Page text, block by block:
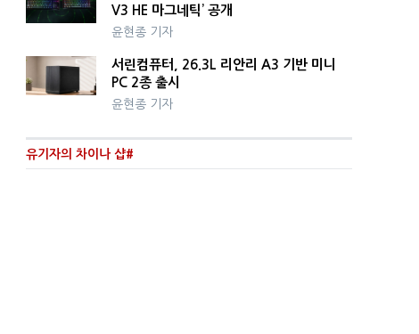
V3 HE 마그네틱’ 공개
윤현종 기자
서린컴퓨터, 26.3L 리안리 A3 기반 미니
PC 2종 출시
윤현종 기자
유기자의 차이나 샵#